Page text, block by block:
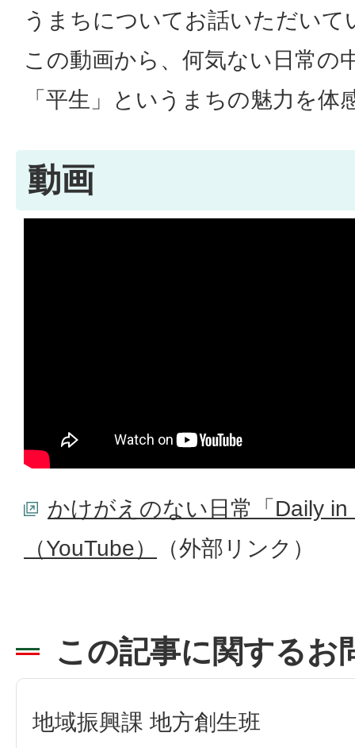
うまちについてお話いただいて
この動画から、何気ない日常の
「平生」というまちの魅力を体
動画
かけがえのない日常「Daily in
（YouTube）
（外部リンク）
この記事に関するお
地域振興課 地方創生班